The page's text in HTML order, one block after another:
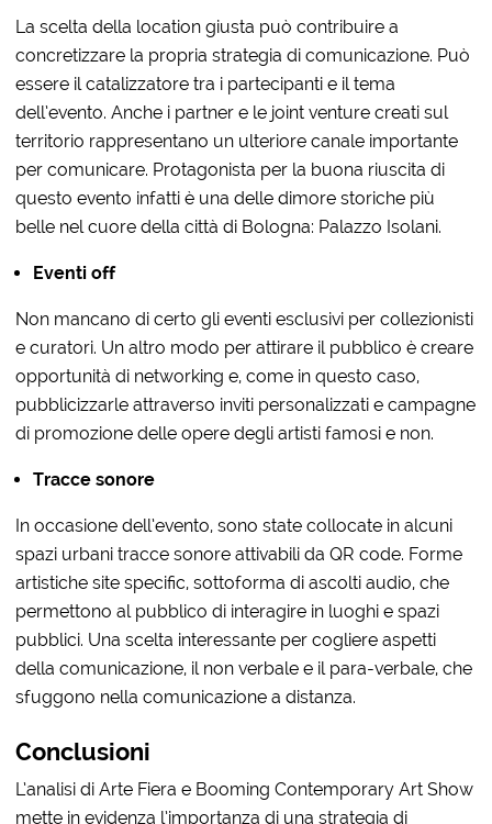
La scelta della location giusta può contribuire a
concretizzare la propria strategia di comunicazione. Può
essere il catalizzatore tra i partecipanti e il tema
dell’evento. Anche i partner e le joint venture creati sul
territorio rappresentano un ulteriore canale importante
per comunicare. Protagonista per la buona riuscita di
questo evento infatti è una delle dimore storiche più
belle nel cuore della città di Bologna: Palazzo Isolani.
Eventi off
Non mancano di certo gli eventi esclusivi per collezionisti
e curatori. Un altro modo per attirare il pubblico è creare
opportunità di networking e, come in questo caso,
pubblicizzarle attraverso inviti personalizzati e campagne
di promozione delle opere degli artisti famosi e non.
Tracce sonore
In occasione dell’evento, sono state collocate in alcuni
spazi urbani tracce sonore attivabili da QR code. Forme
artistiche site specific, sottoforma di ascolti audio, che
permettono al pubblico di interagire in luoghi e spazi
pubblici. Una scelta interessante per cogliere aspetti
della comunicazione, il non verbale e il para-verbale, che
sfuggono nella comunicazione a distanza.
Conclusioni
L’analisi di Arte Fiera e Booming Contemporary Art Show
mette in evidenza l’importanza di una strategia di